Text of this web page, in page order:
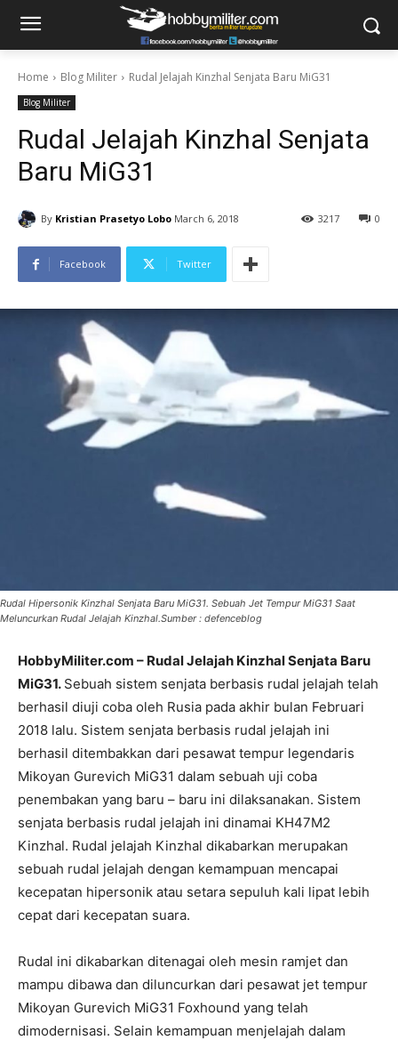
Home Blog Militer Rudal Jelajah Kinzhal Senjata Baru MiG31
Blog Militer
Rudal Jelajah Kinzhal Senjata
Baru MiG31
By Kristian Prasetyo Lobo March 6, 2018 0
3217
Facebook Twitter
Rudal Hipersonik Kinzhal Senjata Baru MiG31. Sebuah Jet Tempur MiG31 Saat
Meluncurkan Rudal Jelajah Kinzhal.Sumber : defenceblog
HobbyMiliter.com – Rudal Jelajah Kinzhal Senjata Baru
MiG31. Sebuah sistem senjata berbasis rudal jelajah telah
berhasil diuji coba oleh Rusia pada akhir bulan Februari
2018 lalu. Sistem senjata berbasis rudal jelajah ini
berhasil ditembakkan dari pesawat tempur legendaris
Mikoyan Gurevich MiG31 dalam sebuah uji coba
penembakan yang baru – baru ini dilaksanakan. Sistem
senjata berbasis rudal jelajah ini dinamai KH47M2
Kinzhal. Rudal jelajah Kinzhal dikabarkan merupakan
sebuah rudal jelajah dengan kemampuan mencapai
kecepatan hipersonik atau setara sepuluh kali lipat lebih
cepat dari kecepatan suara.
Rudal ini dikabarkan ditenagai oleh mesin ramjet dan
mampu dibawa dan diluncurkan dari pesawat jet tempur
Mikoyan Gurevich MiG31 Foxhound yang telah
dimodernisasi. Selain kemampuan menjelajah dalam